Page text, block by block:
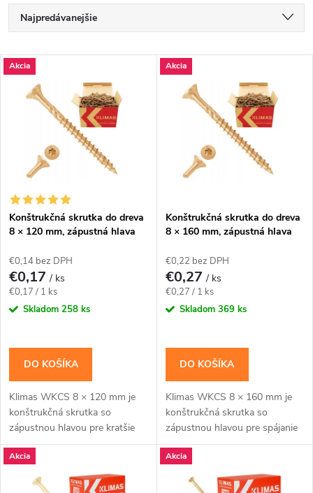
R
a
i
e
p
r
u
k
t
Najpredávanejšie
Najlacnejšie
Najdrahšie
Abecedne
V
s
p
r
o
d
u
k
t
Akcia
Konštrukčná skrutka do dreva
8 × 120 mm, zápustná hlava
€0,14 bez DPH
€0,17/ ks
Jednotková
cena:
€0,17 / 1 ks
Skladom 258 ks
DO KOŠÍKA
Klimas WKCS 8 × 120 mm je
konštrukčná skrutka so
zápustnou hlavou pre kratšie
konštrukčné spoje dosiek, lát a
drevených prvkov s rovným
povrchom. Závit má...
Akcia
Konštrukčná skrutka do dreva
8 × 160 mm, zápustná hlava
€0,22 bez DPH
€0,27/ ks
Jednotková
cena:
€0,27 / 1 ks
Skladom 369 ks
DO KOŠÍKA
Klimas WKCS 8 × 160 mm je
konštrukčná skrutka so
zápustnou hlavou pre spájanie
hranolov, krokiev a drevených
rámov so zapustenou hlavou.
Závit má katalógovú...
Akcia Akcia